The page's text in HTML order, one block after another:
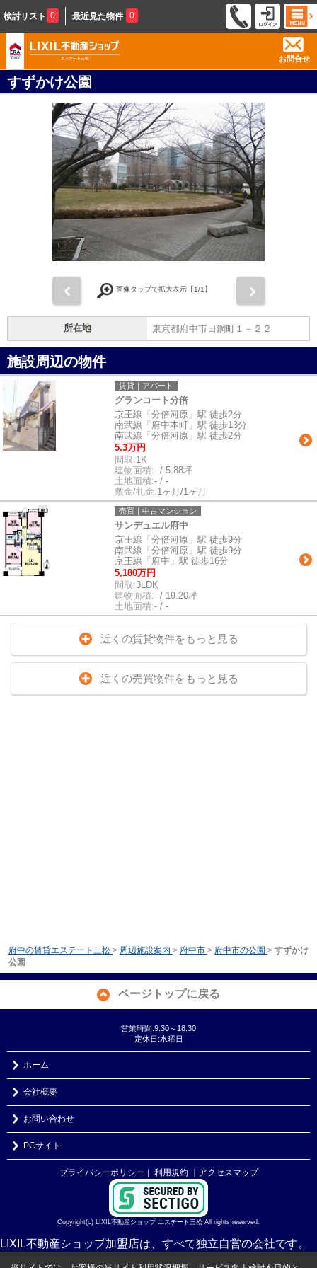
検討リスト 0 最近見た物件 0
お問合せ
すずかけ公園
画像タップで拡大表示【1/1】
所在地 東京都府中市日鋼町１－２２
施設周辺の物件
賃貸｜アパート
グランコート分倍
京王線「分倍河原」駅 徒歩2分
南武線「府中本町」駅 徒歩13分
南武線「分倍河原」駅 徒歩2分
5.3万円
間取:1K
建物面積:- / 5.88坪
土地面積:- / -
敷金/礼金:1ヶ月/1ヶ月
売買｜中古マンション
サンデュエル府中
京王線「分倍河原」駅 徒歩9分
南武線「分倍河原」駅 徒歩9分
京王線「府中」駅 徒歩16分
5,180万円
間取:3LDK
建物面積:- / 19.20坪
土地面積:- / -
近くの賃貸物件をもっと見る
近くの売買物件をもっと見る
府中の賃貸エステート三松 > 周辺施設案内 > 府中市 > 府中市の公園 > すずかけ
公園
ページトップに戻る
営業時間:9:30～18:30
定休日:水曜日
ホーム
会社概要
お問い合わせ
PCサイト
プライバシーポリシー ｜ 利用規約 ｜アクセスマップ
Copyright(c) LIXIL不動産ショップ エステート三松 All rights reserved.
LIXIL不動産ショップ加盟店は、すべて独立自営の会社です。